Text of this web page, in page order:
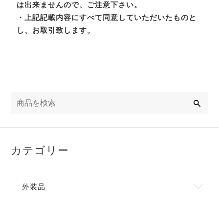
は出来ませんので、ご注意下さい。
・上記記載内容にすべて同意していただいたものと
し、お取引致します。
カテゴリー
外装品